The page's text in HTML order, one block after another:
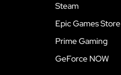
Steam
Epic Games Store
Prime Gaming
GeForce NOW